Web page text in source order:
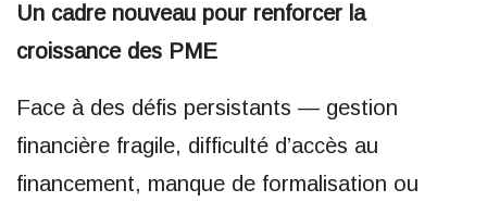
Un cadre nouveau pour renforcer la
croissance des PME
Face à des défis persistants — gestion
financière fragile, difficulté d’accès au
financement, manque de formalisation ou